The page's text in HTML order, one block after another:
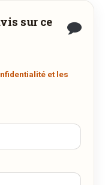
LUXEMBOURG
sur ce
et les